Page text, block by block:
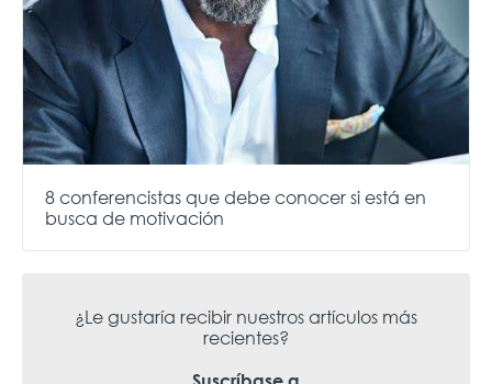
8 conferencistas que debe conocer si está en
busca de motivación
¿Le gustaría recibir nuestros artículos más
recientes?
Suscríbase a